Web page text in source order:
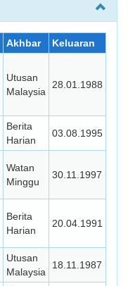
Akhbar
Keluaran
Utusan
Malaysia
28.01.1988
Berita
Harian
03.08.1995
Watan
Minggu
30.11.1997
Berita
Harian
20.04.1991
Utusan
Malaysia
18.11.1987